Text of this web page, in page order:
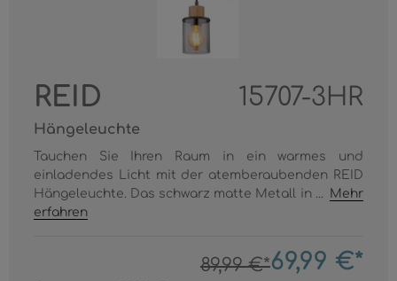
REID 15707-3HR
Hängeleuchte
Tauchen Sie Ihren Raum in ein warmes und
einladendes Licht mit der atemberaubenden REID
Hängeleuchte. Das schwarz matte Metall in ...
Mehr
erfahren
89,99 €*69,99 €*